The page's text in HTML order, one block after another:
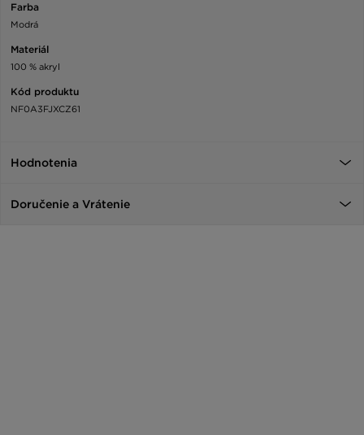
Farba
Modrá
Materiál
100 % akryl
Kód produktu
NF0A3FJXCZ61
Hodnotenia
Doručenie a Vrátenie